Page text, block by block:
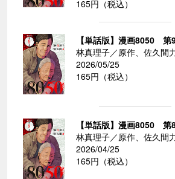
165円（税込）
【単話版】漫画8050 第
林真理子／原作、佐久間
2026/05/25
165円（税込）
【単話版】漫画8050 第
林真理子／原作、佐久間
2026/04/25
165円（税込）